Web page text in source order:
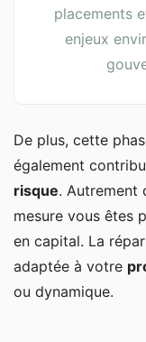
placements
enjeux
De plus, cette
également
risque. Autrement
mesure vous êtes
en capital. La
adaptée à votre
ou dynamique.